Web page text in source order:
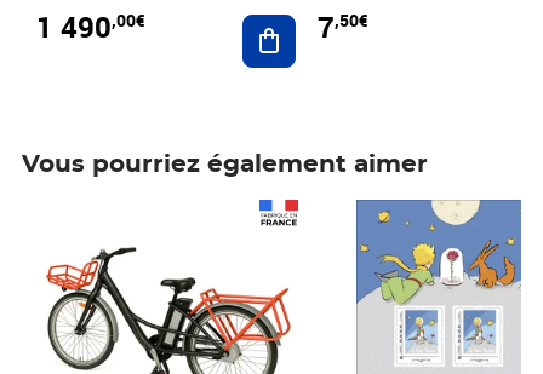
1 490,00€ Ajouter au panier
7,50€
Vous pourriez également aimer
Prix 7,50€